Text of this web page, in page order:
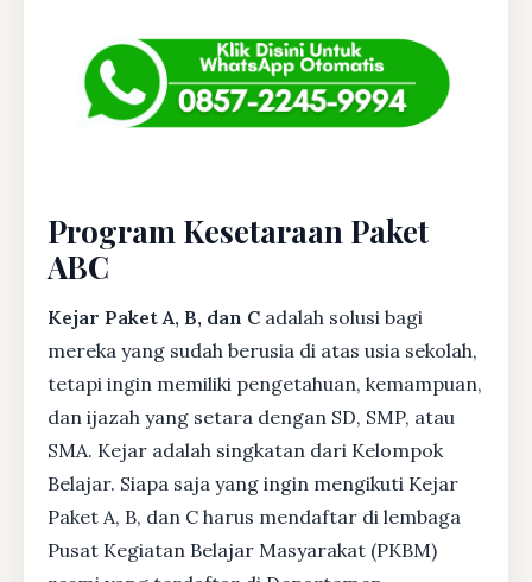
Program Kesetaraan Paket
ABC
Kejar Paket A, B, dan C adalah solusi bagi
mereka yang sudah berusia di atas usia sekolah,
tetapi ingin memiliki pengetahuan, kemampuan,
dan ijazah yang setara dengan SD, SMP, atau
SMA. Kejar adalah singkatan dari Kelompok
Belajar. Siapa saja yang ingin mengikuti Kejar
Paket A, B, dan C harus mendaftar di lembaga
Pusat Kegiatan Belajar Masyarakat (PKBM)